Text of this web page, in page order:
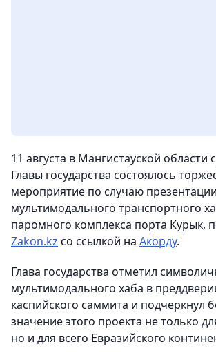
11 августа в Мангистауской области
Главы государства состоялось
мероприятие по случаю презентации
мультимодального транспортного
паромного комплекса порта Курык,
Zakon.kz со ссылкой на Акорду.
Глава государства отметил
мультимодального хаба в
каспийского саммита и подчеркнул
значение этого проекта не только
но и для всего Евразийского